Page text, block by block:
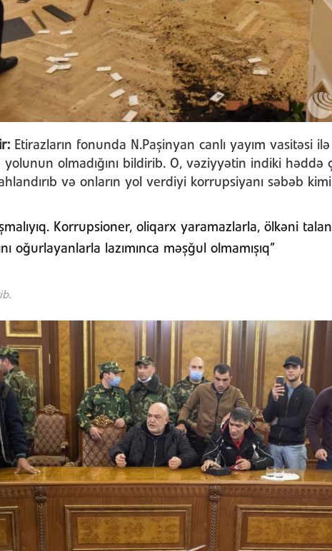
Etirazların fonunda N.Paşinyan canlı yayım vasitəsi
olmadığını bildirib. O, vəziyyətin indiki həddə
və onların yol verdiyi korrupsiyanı səbəb
Korrupsioner, oliqarx yaramazlarla, ölkəni
oğurlayanlarla lazımınca məşğul olmamışıq”